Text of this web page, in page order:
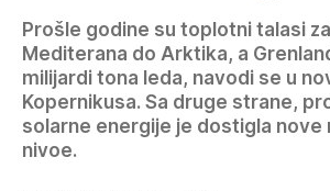
Prošle godine su toplotni talasi
Mediterana do Arktika, a
milijardi tona leda, navodi se u
Kopernikusa. Sa druge strane,
solarne energije je dostigla nove
nivoe.